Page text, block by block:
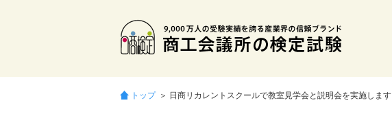
トップ ＞ 日商リカレントスクールで教室見学会と説明会を実施します